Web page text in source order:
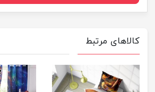
کالاهای مرتبط